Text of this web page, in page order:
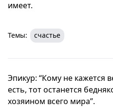
имеет.
Темы: счастье
Эпикур: “Кому не кажется
есть, тот останется
хозяином всего мира”.